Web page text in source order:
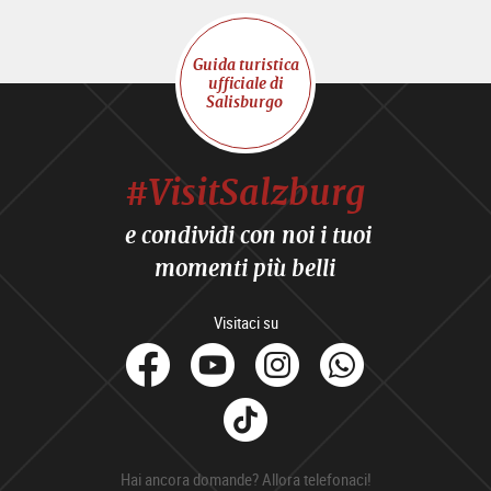
Guida turistica
ufficiale di
Salisburgo
#VisitSalzburg
e condividi con noi i tuoi
momenti più belli
Visitaci su
facebook
YoutubeInstagram
Tik
Tok
Hai ancora domande? Allora telefonaci!